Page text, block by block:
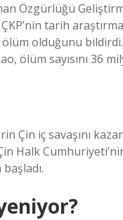
Özgürlüğü
tarih
ölüm olduğunu
ölüm sayısını 36
Çin iç savaşını
Halk